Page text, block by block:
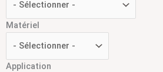
Matériel
Application